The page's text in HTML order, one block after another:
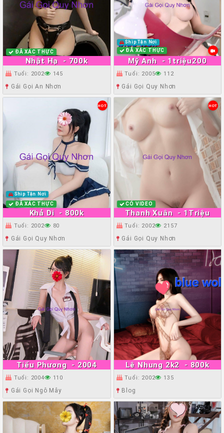
Nhật Hạ - 700k
ĐÃ XÁC THỰC
Tuổi: 2002 145
Gái Gọi An Nhơn
Mỹ Anh - 1triệu200
Ship Tận Nơi
ĐÃ XÁC THỰC
Tuổi: 2005 112
Gái Gọi Quy Nhơn
Khả Di - 800k
HOT
Ship Tận Nơi
ĐÃ XÁC THỰC
Tuổi: 2002 80
Gái Gọi Quy Nhơn
Thanh Xuân - 1Triệu
HOT
CÓ VIDEO
Tuổi: 2002 2157
Gái Gọi Quy Nhơn
Tiểu Phương - 2004
Tuổi: 2004 110
Gái Gọi Ngô Mây
Lê Nhung 2k2 - 800k
Tuổi: 2002 135
Blog